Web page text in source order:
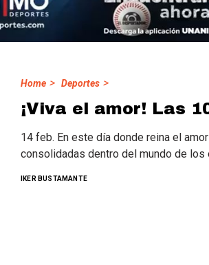
Home > Deportes >
¡Viva el amor! Las
14 feb. En este día donde reina el
consolidadas dentro del mundo de los
IKER BUSTAMANTE